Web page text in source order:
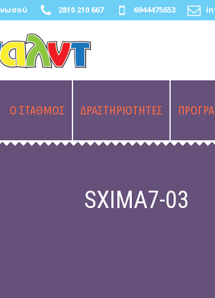
2810 210 667 6944475653
Ο ΣΤΑΘΜΟΣ ΔΡΑΣΤΗΡΙΟΤΗΤΕΣ
SXIMA7-03